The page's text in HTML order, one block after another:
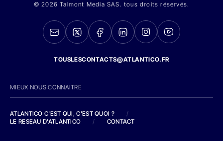
© 2026 Talmont Media SAS. tous droits réservés.
TOUSLESCONTACTS@ATLANTICO.FR
MIEUX NOUS CONNAITRE
ATLANTICO C'EST QUI, C'EST QUOI ?
/
LE RESEAU D'ATLANTICO
/ CONTACT